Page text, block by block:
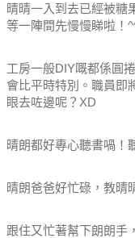
晴晴一入到去已經被糖
等一陣間先慢慢睇啦！
工房一般DIY嘅都係圓
會比平時特別。職員即
眼去咗邊呢？XD
晴朗都好專心聽書喎！
晴朗爸爸好忙碌，教晴
跟住又忙著幫下朗朗手